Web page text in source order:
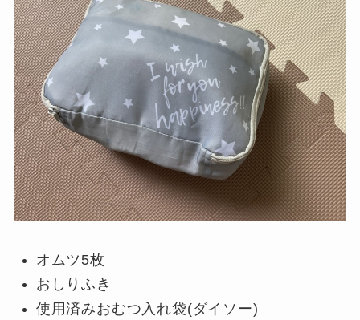
オムツ5枚
おしりふき
使用済みおむつ入れ袋(ダイソー)